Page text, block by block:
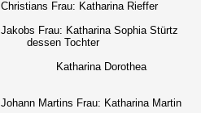
Christians Frau: Katharina Rieffer
Jakobs Frau: Katharina Sophia Stürtz
dessen Tochter
Katharina Dorothea
Johann Martins Frau: Katharina Martin